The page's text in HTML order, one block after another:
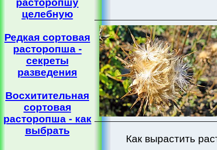
целебную
Редкая сортовая
расторопша -
секреты
разведения
Восхитительная
сортовая
расторопша - как
выбрать
Как вырастить